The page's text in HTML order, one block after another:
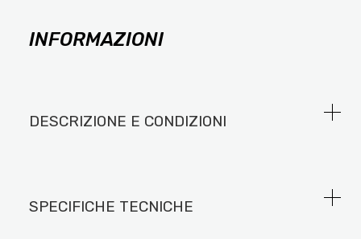
INFORMAZIONI
DESCRIZIONE E CONDIZIONI
SPECIFICHE TECNICHE